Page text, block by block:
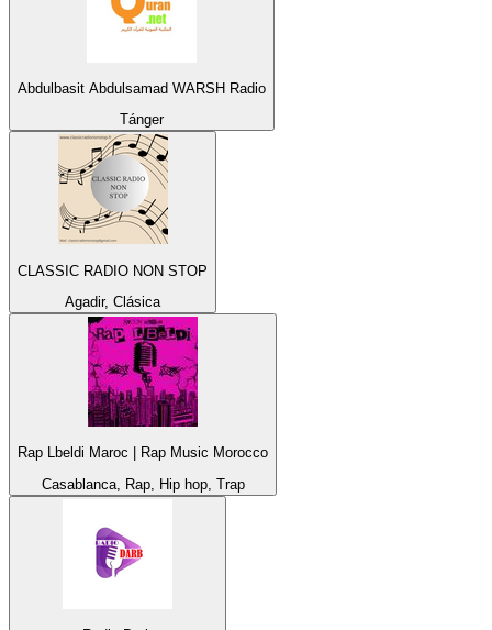
Abdulbasit Abdulsamad WARSH Radio
Tánger
CLASSIC RADIO NON STOP
Agadir, Clásica
Rap Lbeldi Maroc | Rap Music Morocco
Casablanca, Rap, Hip hop, Trap